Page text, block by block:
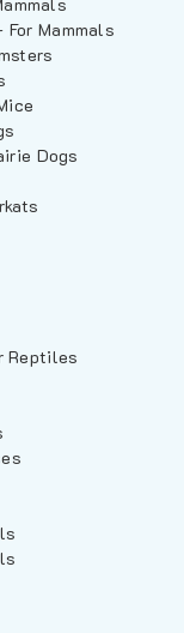
Mammals
Dogs
Reptiles